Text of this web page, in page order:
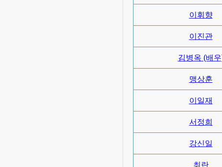
이휘향
이진관
김병옥 (배
맹상훈
이일재
서정희
강신일
최란